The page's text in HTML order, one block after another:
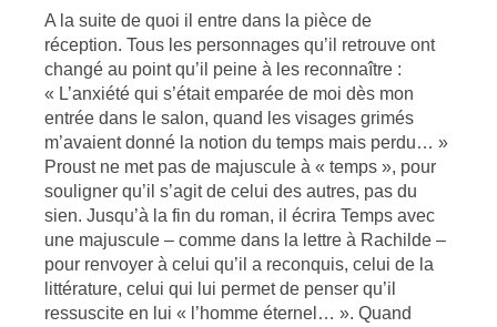
A la suite de quoi il entre dans la pièce de
réception. Tous les personnages qu’il retrouve ont
changé au point qu’il peine à les reconnaître :
« L’anxiété qui s’était emparée de moi dès mon
entrée dans le salon, quand les visages grimés
m’avaient donné la notion du temps mais perdu… »
Proust ne met pas de majuscule à « temps », pour
souligner qu’il s’agit de celui des autres, pas du
sien. Jusqu’à la fin du roman, il écrira Temps avec
une majuscule – comme dans la lettre à Rachilde –
pour renvoyer à celui qu’il a reconquis, celui de la
littérature, celui qui lui permet de penser qu’il
ressuscite en lui « l’homme éternel… ». Quand